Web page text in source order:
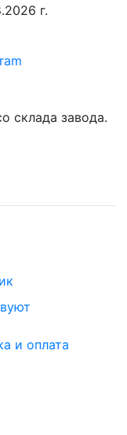
г.
склада завода.
и оплата